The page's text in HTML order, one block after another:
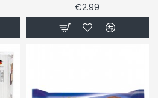
€2.99